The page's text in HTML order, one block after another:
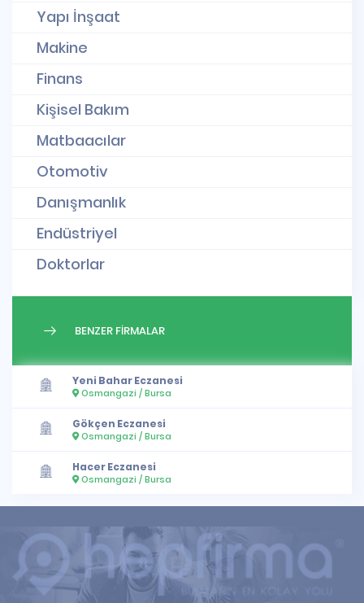
Yapı İnşaat
Makine
Finans
Kişisel Bakım
Matbaacılar
Otomotiv
Danışmanlık
Endüstriyel
Doktorlar
BENZER FİRMALAR
Yeni Bahar Eczanesi
Osmangazi / Bursa
Gökçen Eczanesi
Osmangazi / Bursa
Hacer Eczanesi
Osmangazi / Bursa